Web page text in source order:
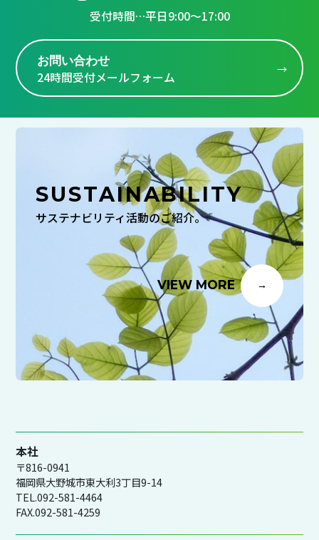
受付時間…平日9:00～17:00
お問い合わせ
24時間受付メールフォーム
SUSTAINABILITY
サステナビリティ活動のご紹介。
VIEW MORE
本社
〒816-0941
福岡県大野城市東大利3丁目9-14
TEL.092-581-4464
FAX.092-581-4259